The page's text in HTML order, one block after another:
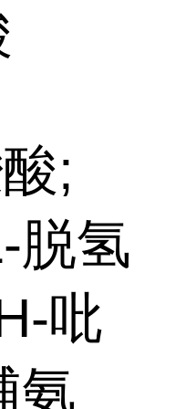
;
脱氢
吡
氨